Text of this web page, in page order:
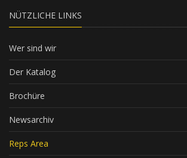
NÜTZLICHE LINKS
Wer sind wir
Der Katalog
Brochüre
Newsarchiv
Reps Area